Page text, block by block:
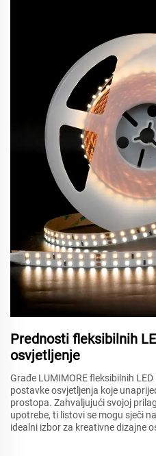
Prednosti fleksibilnih
osvjetljenje
Građe LUMIMORE fleksibilnih
postavke osvjetljenja koje
prostора. Zahvaljujući svojoj
upotrebe, ti listovi se mogu sječi
idealni izbor za kreativne dizajne